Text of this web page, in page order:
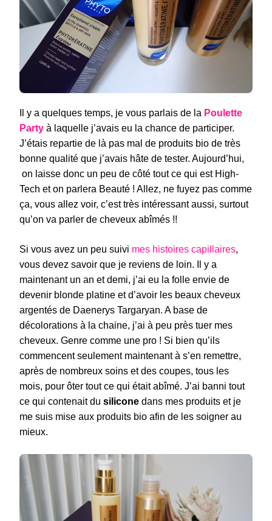
PAR
PHYTO
Il y a quelques temps, je vous parlais de la Poulette
Party à laquelle j’avais eu la chance de participer.
J’étais repartie de là pas mal de produits bio de très
bonne qualité que j’avais hâte de tester. Aujourd’hui,
on laisse donc un peu de côté tout ce qui est High-
Tech et on parlera Beauté ! Allez, ne fuyez pas comme
ça, vous allez voir, c’est très intéressant aussi, surtout
qu’on va parler de cheveux abîmés !!
Si vous avez un peu suivi mes histoires capillaires,
vous devez savoir que je reviens de loin. Il y a
maintenant un an et demi, j’ai eu la folle envie de
devenir blonde platine et d’avoir les beaux cheveux
argentés de Daenerys Targaryan. A base de
décolorations à la chaine, j’ai à peu près tuer mes
cheveux. Genre comme une pro ! Si bien qu’ils
commencent seulement maintenant à s’en remettre,
après de nombreux soins et des coupes, tous les
mois, pour ôter tout ce qui était abîmé. J’ai banni tout
ce qui contenait du silicone dans mes produits et je
me suis mise aux produits bio afin de les soigner au
mieux.